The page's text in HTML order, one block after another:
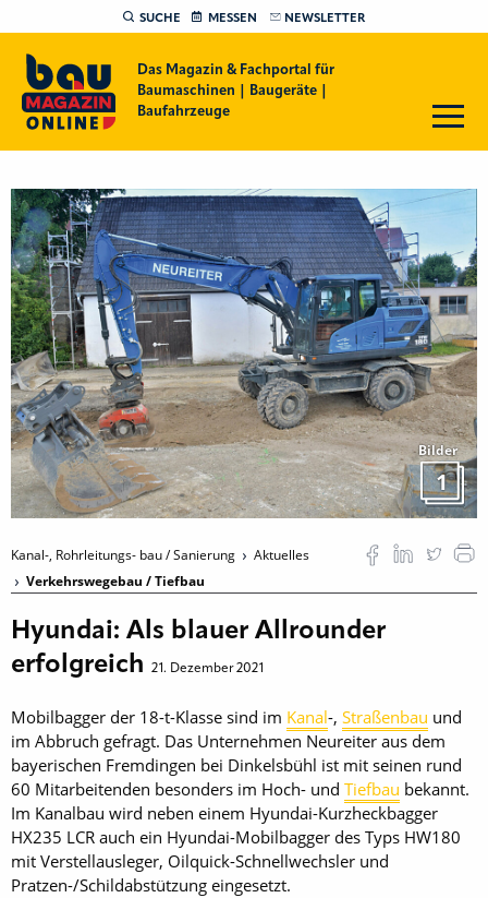
SUCHE MESSEN NEWSLETTER
Das Magazin & Fachportal für
Baumaschinen | Baugeräte |
Baufahrzeuge
Bilder
1
Kanal-, Rohrleitungs- bau / Sanierung
Aktuelles
Verkehrswegebau / Tiefbau
Hyundai: Als blauer Allrounder
erfolgreich
21. Dezember 2021
Mobilbagger der 18-t-Klasse sind im Kanal-, Straßenbau und
im Abbruch gefragt. Das Unternehmen Neureiter aus dem
bayerischen Fremdingen bei Dinkelsbühl ist mit seinen rund
60 Mitarbeitenden besonders im Hoch- und Tiefbau bekannt.
Im Kanalbau wird neben einem Hyundai-Kurzheckbagger
HX235 LCR auch ein Hyundai-Mobilbagger des Typs HW180
mit Verstellausleger, Oilquick-Schnellwechsler und
Pratzen-/Schildabstützung eingesetzt.